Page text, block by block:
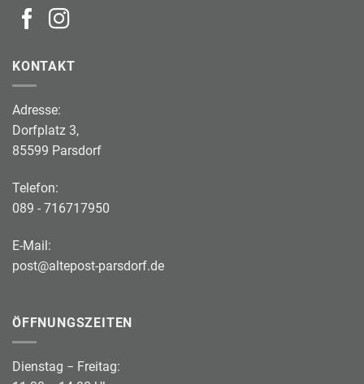
KONTAKT
Adresse:
Dorfplatz 3,
85599 Parsdorf
Telefon:
089 - 716717950
E-Mail:
post@altepost-parsdorf.de
ÖFFNUNGSZEITEN
Dienstag − Freitag: